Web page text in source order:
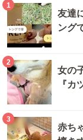
1
友達
ング
2
女の
『
3
赤ち